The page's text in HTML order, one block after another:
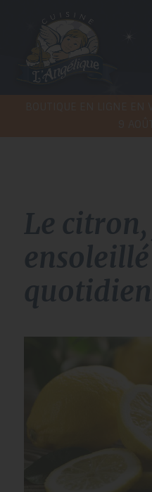
Le citron, fruit
quotidien